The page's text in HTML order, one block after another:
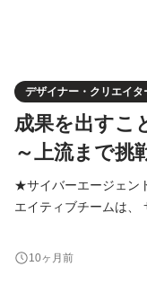
デザイナー・クリエイ
成果を出すこ
～上流まで挑
★サイバーエージェン
エイティブチームは、
わる」レベルですが、
直接フィードバック
10ヶ月前